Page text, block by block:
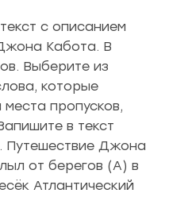
с описанием
Кабота. В
Выберите из
которые
пропусков,
в текст
Путешествие Джона
от берегов (А) в
Атлантический